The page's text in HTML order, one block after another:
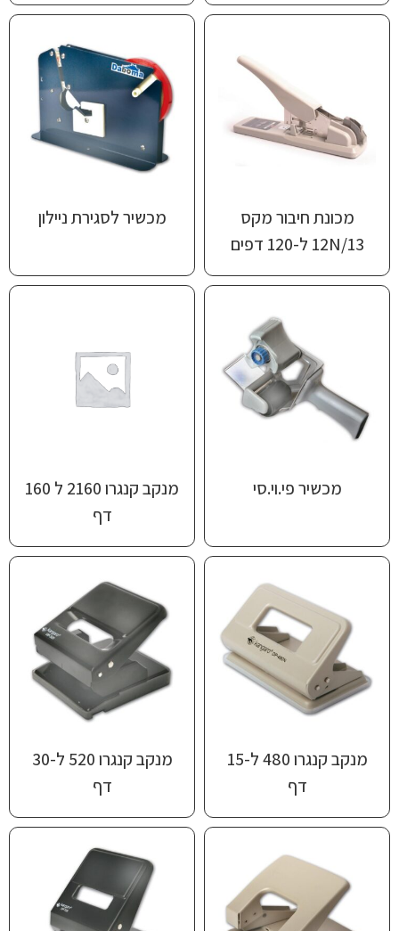
מכונת חיבור מקס
12N/13‏ ל-120 דפים
מכשיר לסגירת ניילון
מכשיר פי.וי.סי
מנקב קנגרו 2160 ל 160
דף
מנקב קנגרו 480 ל-15
דף
מנקב קנגרו 520 ל-30
דף